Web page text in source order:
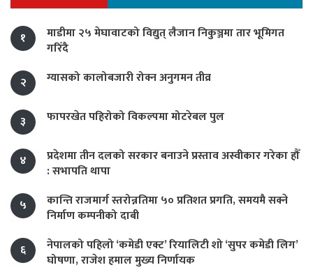
१
माडीमा २५ मेघावाटको विद्युत् लैजान निकुञ्जमा तार भूमिगत
गरिँदै
२
ग्यासको कालोबजारी रोक्न अनुगमन तीव्र
३ फापरखेत पहिरोको विकल्पमा मोटरेबल पुल
४
प्रदेशमा तीन दलको सरकार बनाउने प्रस्ताव अस्वीकार गरेका हौँ
: सभापति थापा
५
कान्ति राजमार्ग स्तरोन्नतिमा ५० प्रतिशत प्रगति, समयमै सक्ने
निर्माण कम्पनीको दाबी
६
नेपालको पहिलो ‘कमेडी एक्ट’ रियालिटी शो ‘सुपर कमेडी लिग’
घोषणा, राजेश हमाल मुख्य निर्णायक